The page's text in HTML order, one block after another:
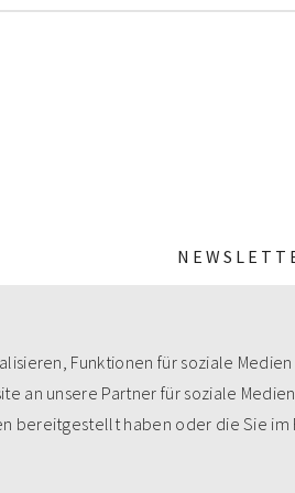
Funktionen für soziale
an unsere Partner für soziale
bereitgestellt haben oder die Sie